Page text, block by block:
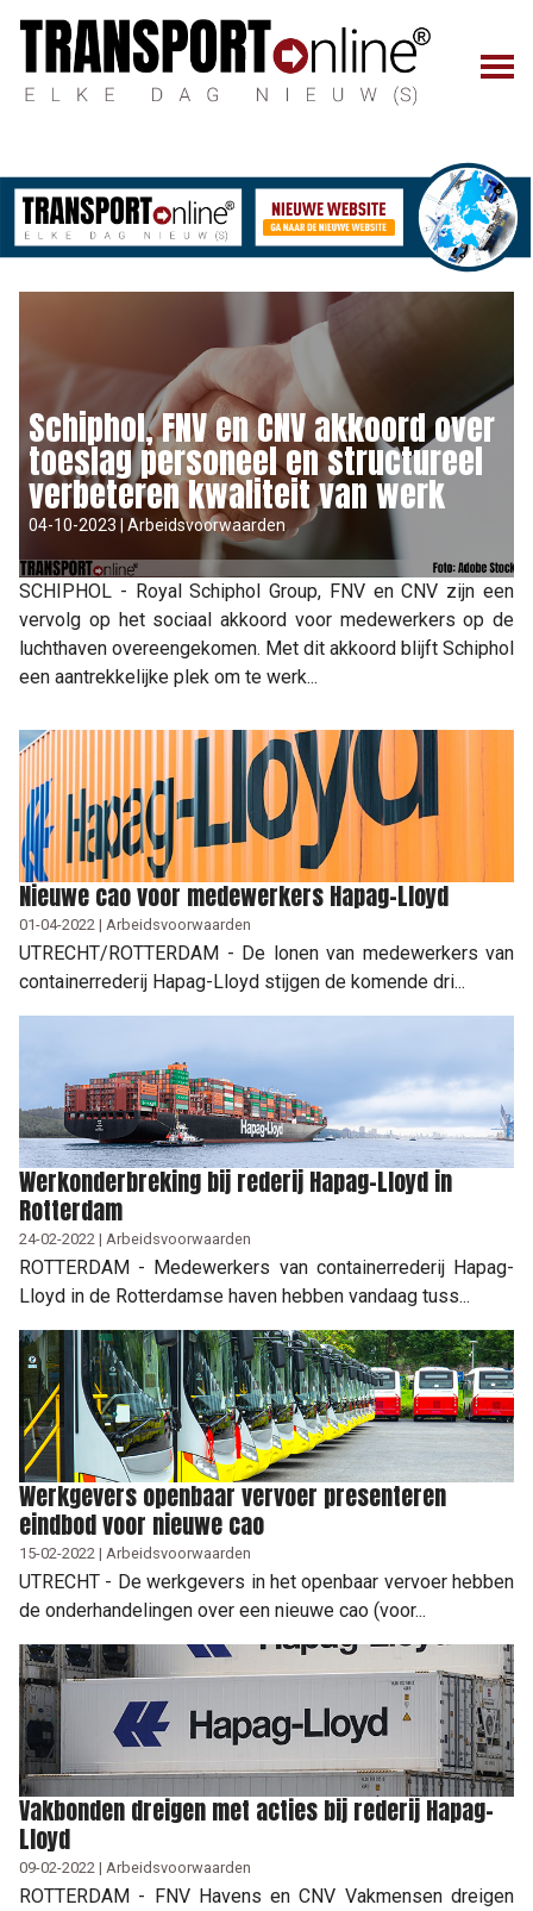
Schiphol, FNV en CNV akkoord over
toeslag personeel en structureel
verbeteren kwaliteit van werk
04-10-2023 | Arbeidsvoorwaarden
SCHIPHOL - Royal Schiphol Group, FNV en CNV zijn een
vervolg op het sociaal akkoord voor medewerkers op de
luchthaven overeengekomen. Met dit akkoord blijft Schiphol
een aantrekkelijke plek om te werk...
Nieuwe cao voor medewerkers Hapag-Lloyd
01-04-2022 | Arbeidsvoorwaarden
UTRECHT/ROTTERDAM - De lonen van medewerkers van
containerrederij Hapag-Lloyd stijgen de komende dri...
Werkonderbreking bij rederij Hapag-Lloyd in
Rotterdam
24-02-2022 | Arbeidsvoorwaarden
ROTTERDAM - Medewerkers van containerrederij Hapag-
Lloyd in de Rotterdamse haven hebben vandaag tuss...
Werkgevers openbaar vervoer presenteren
eindbod voor nieuwe cao
15-02-2022 | Arbeidsvoorwaarden
UTRECHT - De werkgevers in het openbaar vervoer hebben
de onderhandelingen over een nieuwe cao (voor...
Vakbonden dreigen met acties bij rederij Hapag-
Lloyd
09-02-2022 | Arbeidsvoorwaarden
ROTTERDAM - FNV Havens en CNV Vakmensen dreigen